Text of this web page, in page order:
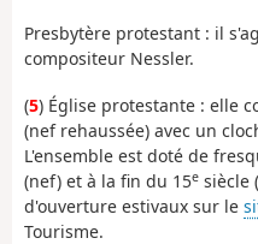
Presbytère protestant : il
compositeur Nessler.
(5) Église protestante : elle
(nef rehaussée) avec un
L'ensemble est doté de
(nef) et à la fin du 15e siècle
d'ouverture estivaux sur le
Tourisme.